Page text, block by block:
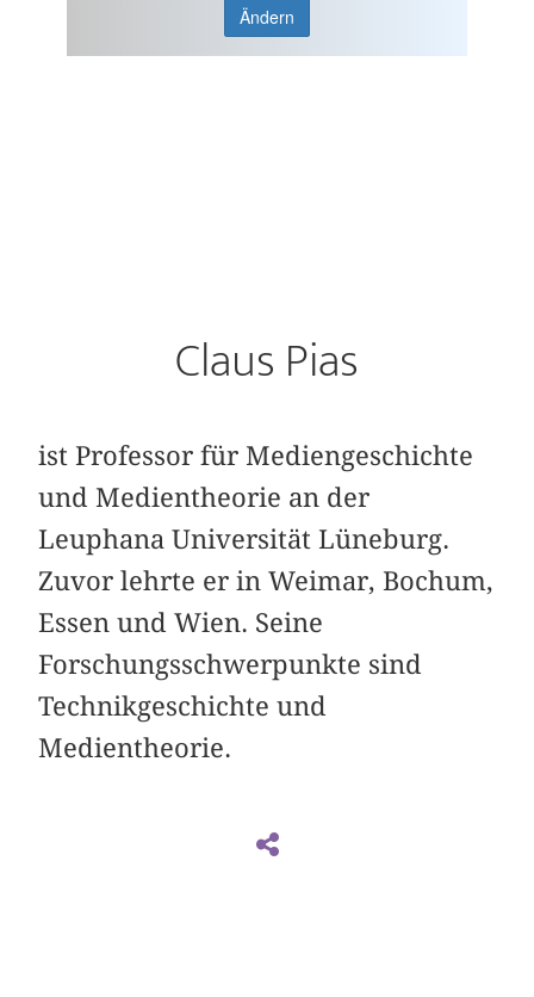
Ändern
Claus Pias
ist Professor für Mediengeschichte
und Medientheorie an der
Leuphana Universität Lüneburg.
Zuvor lehrte er in Weimar, Bochum,
Essen und Wien. Seine
Forschungsschwerpunkte sind
Technikgeschichte und
Medientheorie.